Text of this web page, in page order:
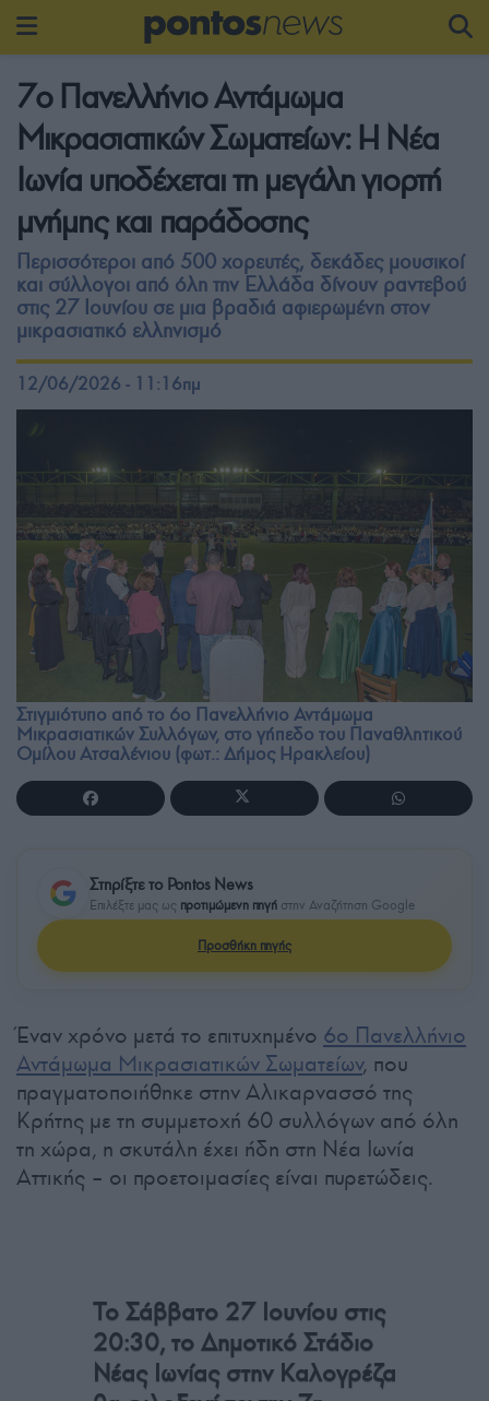
7ο Πανελλήνιο Αντάμωμα
Μικρασιατικών Σωματείων: Η Νέα
Ιωνία υποδέχεται τη μεγάλη γιορτή
μνήμης και παράδοσης
Περισσότεροι από 500 χορευτές, δεκάδες μουσικοί
και σύλλογοι από όλη την Ελλάδα δίνουν ραντεβού
στις 27 Ιουνίου σε μια βραδιά αφιερωμένη στον
μικρασιατικό ελληνισμό
12/06/2026 - 11:16πμ
Στιγμιότυπο από το 6ο Πανελλήνιο Αντάμωμα
Μικρασιατικών Συλλόγων, στο γήπεδο του Παναθλητικού
Ομίλου Ατσαλένιου (φωτ.: Δήμος Ηρακλείου)
Στηρίξτε το Pontos News
Επιλέξτε μας ως προτιμώμενη πηγή στην Αναζήτηση Google
Προσθήκη πηγής
Έναν χρόνο μετά το επιτυχημένο 6ο Πανελλήνιο
Αντάμωμα Μικρασιατικών Σωματείων, που
πραγματοποιήθηκε στην Αλικαρνασσό της
Κρήτης με τη συμμετοχή 60 συλλόγων από όλη
τη χώρα, η σκυτάλη έχει ήδη στη Νέα Ιωνία
Αττικής – οι προετοιμασίες είναι πυρετώδεις.
Το Σάββατο 27 Ιουνίου στις
20:30, το Δημοτικό Στάδιο
Νέας Ιωνίας στην Καλογρέζα